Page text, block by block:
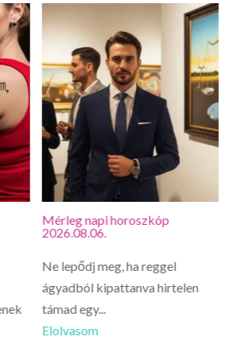
Mérleg napi horoszkóp
2026.08.06.
Ne lepődj meg, ha reggel
ágyadból kipattanva hirtelen
támad egy...
Elolvasom